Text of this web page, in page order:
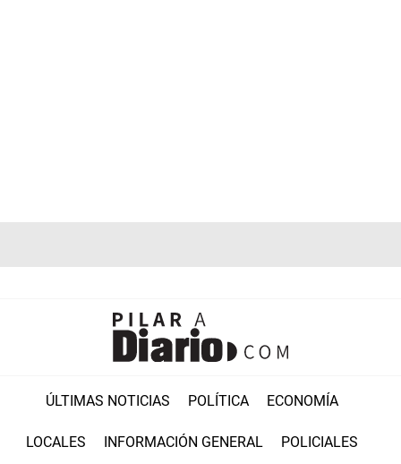
ÚLTIMAS NOTICIAS POLÍTICA ECONOMÍA
LOCALES INFORMACIÓN GENERAL POLICIALES